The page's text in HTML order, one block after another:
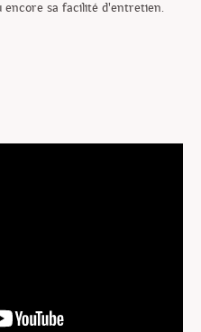
encore sa facilité d'entretien.